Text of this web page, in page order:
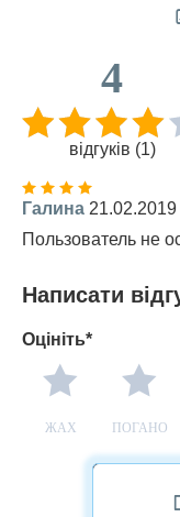
4
відгуків (1)
Галина 21.02.2019
Пользователь не
Написати
Оцініть*
ЖАХ ПОГАНО